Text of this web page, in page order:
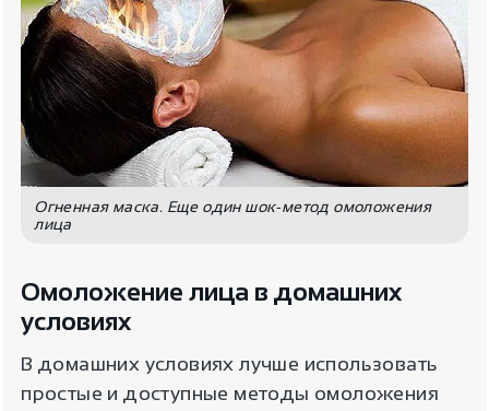
Огненная маска. Еще один шок-метод омоложения
лица
Омоложение лица в домашних
условиях
В домашних условиях лучше использовать
простые и доступные методы омоложения